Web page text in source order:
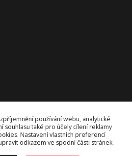
používání webu, analytické
souhlasu také pro účely cílení reklamy
Nastavení vlastních preferencí
odkazem ve spodní části stránek.